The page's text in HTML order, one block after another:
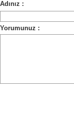
Adınız :
Yorumunuz :